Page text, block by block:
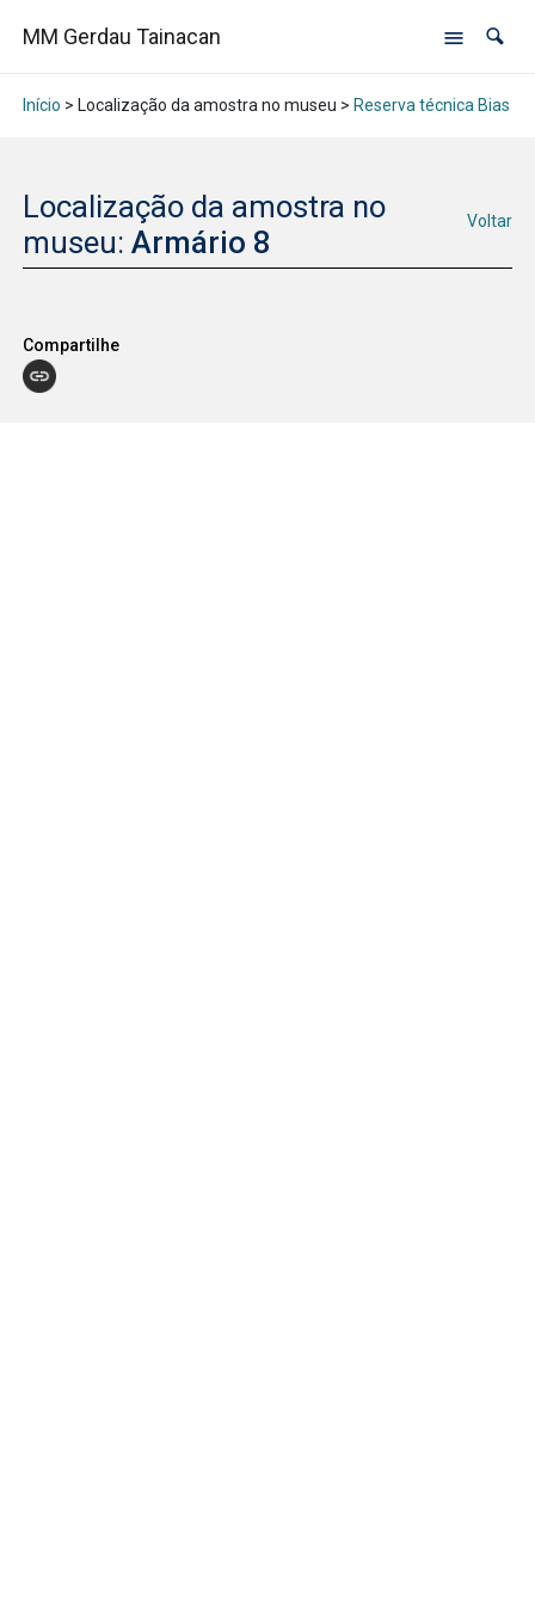
MM Gerdau Tainacan
Início > Localização da amostra no museu > Reserva técnica Bias
Localização da amostra no
museu: Armário 8
Voltar
Compartilhe